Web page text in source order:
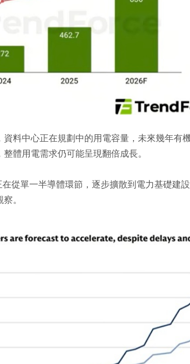
料中心正在規劃中的用電容量，未來幾年有
體用電需求仍可能呈現翻倍成長。
從單一半導體環節，逐步擴散到電力基礎建
。